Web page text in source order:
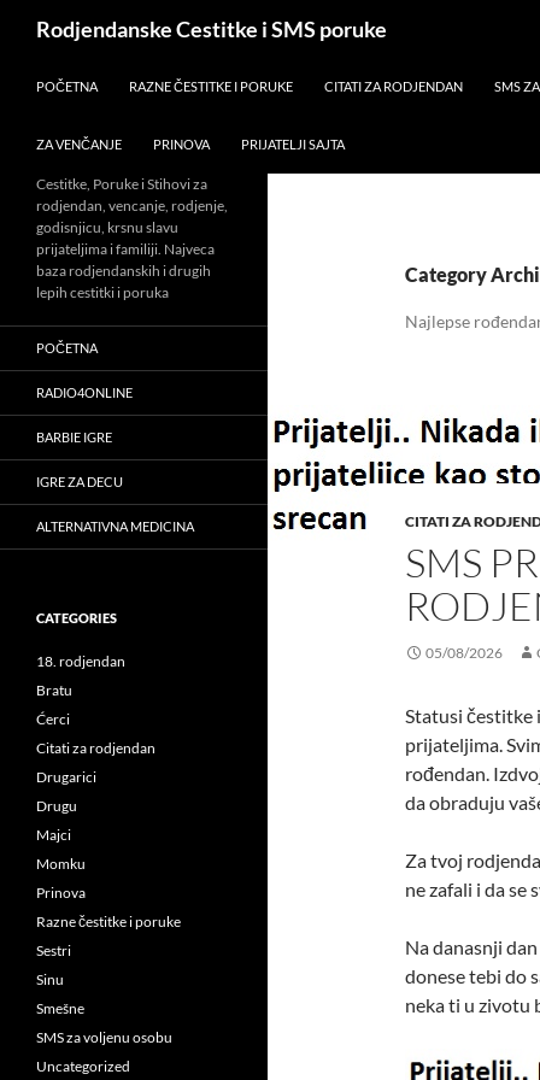
Rodjendanske Cestitke i SMS poruke
POČETNA RAZNE ČESTITKE I PORUKE CITATI ZA RODJENDAN SMS
ZA VENČANJE PRINOVA PRIJATELJI SAJTA
Category
Najlepse
CITATI ZA
SMS
05/08/2026
Statusi čestitke
prijateljima.
rođendan.
da obraduju
Za tvoj
ne zafali i da se
Na danasnji
donese tebi do
neka ti u zivotu
Cestitke, Poruke i Stihovi za
rodjendan, vencanje, rodjenje,
godisnjicu, krsnu slavu
prijateljima i familiji. Najveca
baza rodjendanskih i drugih
lepih cestitki i poruka
POČETNA
RADIO4ONLINE
BARBIE IGRE
IGRE ZA DECU
ALTERNATIVNA MEDICINA
CATEGORIES
18. rodjendan
Bratu
Ćerci
Citati za rodjendan
Drugarici
Drugu
Majci
Momku
Prinova
Razne čestitke i poruke
Sestri
Sinu
Smešne
SMS za voljenu osobu
Uncategorized